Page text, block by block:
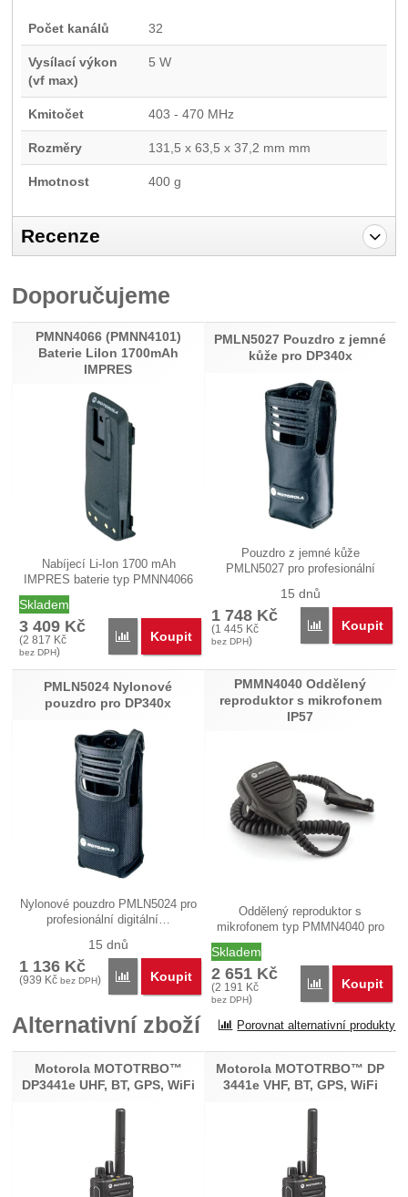
Počet kanálů 32
Vysílací výkon
(vf max)
5 W
Kmitočet 403 - 470 MHz
Rozměry 131,5 x 63,5 x 37,2 mm mm
Hmotnost 400 g
Recenze
Recenze
Nebyla přidána žádná recenze.
Doporučujeme
PMNN4066 (PMNN4101)
Baterie LiIon 1700mAh
IMPRES
Nabíjecí Li-Ion 1700 mAh
IMPRES baterie typ PMNN4066
Skladem
3 409 Kč
(2 817 Kč
bez DPH)
Porovnat
Koupit
PMLN5027 Pouzdro z jemné
kůže pro DP340x
Pouzdro z jemné kůže
PMLN5027 pro profesionální
15 dnů
1 748 Kč
(1 445 Kč
bez DPH)
Porovnat
Koupit
PMLN5024 Nylonové
pouzdro pro DP340x
Nylonové pouzdro PMLN5024 pro
profesionální digitální…
15 dnů
1 136 Kč
(939 Kč bez DPH) Porovnat
Koupit
PMMN4040 Oddělený
reproduktor s mikrofonem
IP57
Oddělený reproduktor s
mikrofonem typ PMMN4040 pro
Skladem
2 651 Kč
(2 191 Kč
bez DPH)
Porovnat
Koupit
Alternativní zboží Porovnat alternativní produkty
Motorola MOTOTRBO™
DP3441e UHF, BT, GPS, WiFi
Motorola MOTOTRBO™ DP
3441e VHF, BT, GPS, WiFi